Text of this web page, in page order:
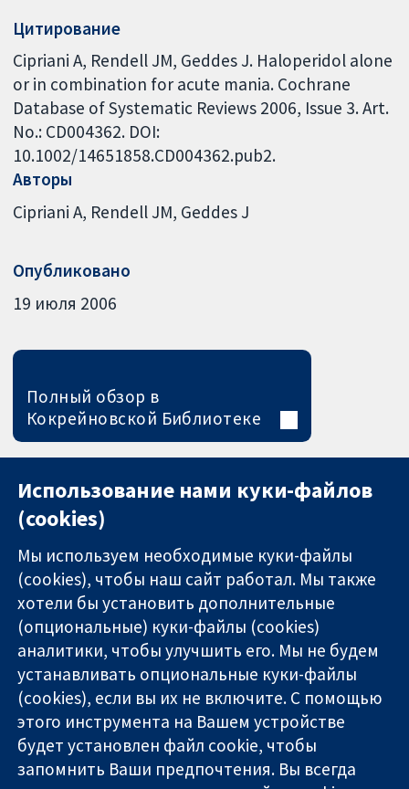
Цитирование
Cipriani A, Rendell JM, Geddes J. Haloperidol alone
or in combination for acute mania. Cochrane
Database of Systematic Reviews 2006, Issue 3. Art.
No.: CD004362. DOI:
10.1002/14651858.CD004362.pub2.
Авторы
Cipriani A Rendell JM Geddes J
Опубликовано
19 июля 2006
Полный обзор в
Кокрейновской Библиотеке
Надёжные
доказательства
Информированные
решения
Во благо
11-13 Cavendish
Square
London
W1G 0AN
United Kingdom
Связаться с
нами
Новости
Пресс-
служба
О нас
Работа
Использование нами куки-файлов
(cookies)
Мы используем необходимые куки-файлы
(cookies), чтобы наш сайт работал. Мы также
хотели бы установить дополнительные
(опциональные) куки-файлы (cookies)
аналитики, чтобы улучшить его. Мы не будем
устанавливать опциональные куки-файлы
(cookies), если вы их не включите. С помощью
этого инструмента на Вашем устройстве
будет установлен файл cookie, чтобы
запомнить Ваши предпочтения. Вы всегда